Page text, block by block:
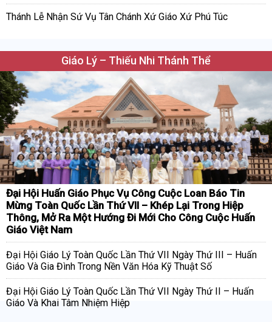
Thánh Lễ Nhận Sứ Vụ Tân Chánh Xứ Giáo Xứ Phú Túc
Giáo Lý – Thiếu Nhi Thánh Thể
Đại Hội Huấn Giáo Phục Vụ Công Cuộc Loan Báo Tin
Mừng Toàn Quốc Lần Thứ VII – Khép Lại Trong Hiệp
Thông, Mở Ra Một Hướng Đi Mới Cho Công Cuộc Huấn
Giáo Việt Nam
Đại Hội Giáo Lý Toàn Quốc Lần Thứ VII Ngày Thứ III – Huấn
Giáo Và Gia Đình Trong Nền Văn Hóa Kỹ Thuật Số
Đại Hội Giáo Lý Toàn Quốc Lần Thứ VII Ngày Thứ II – Huấn
Giáo Và Khai Tâm Nhiệm Hiệp